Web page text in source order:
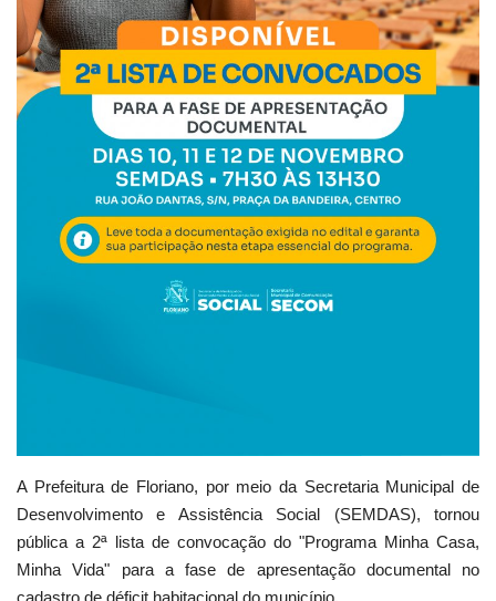
A Prefeitura de Floriano, por meio da Secretaria Municipal de
Desenvolvimento e Assistência Social (SEMDAS), tornou
pública a 2ª lista de convocação do "Programa Minha Casa,
Minha Vida" para a fase de apresentação documental no
cadastro de déficit habitacional do município.